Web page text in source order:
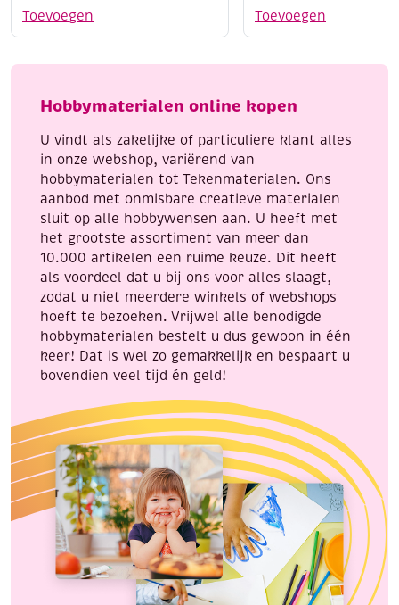
Toevoegen
28mm,
zwart
Toevoegen
satijnkoord,
meter,
aantal
Hobbymaterialen online kopen
U vindt als zakelijke of particuliere klant alles
in onze webshop, variërend van
hobbymaterialen tot Tekenmaterialen. Ons
aanbod met onmisbare creatieve materialen
sluit op alle hobbywensen aan. U heeft met
het grootste assortiment van meer dan
10.000 artikelen een ruime keuze. Dit heeft
als voordeel dat u bij ons voor alles slaagt,
zodat u niet meerdere winkels of webshops
hoeft te bezoeken. Vrijwel alle benodigde
hobbymaterialen bestelt u dus gewoon in één
keer! Dat is wel zo gemakkelijk en bespaart u
bovendien veel tijd én geld!